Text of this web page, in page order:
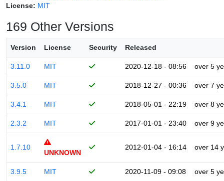
License: MIT
169 Other Versions
Version License Security Released
3.11.0 MIT 2020-12-18 - 08:56 over 5
3.5.0 MIT 2018-12-27 - 00:36 over 7
3.4.1 MIT 2018-05-01 - 22:19 over 8
2.3.2 MIT 2017-01-01 - 23:40 over 9
1.7.10
UNKNOWN
2012-01-04 - 16:14 over 14
3.9.5 MIT 2020-11-09 - 09:08 over 5